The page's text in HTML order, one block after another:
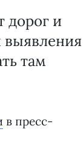
дорог и
там
в пресс-